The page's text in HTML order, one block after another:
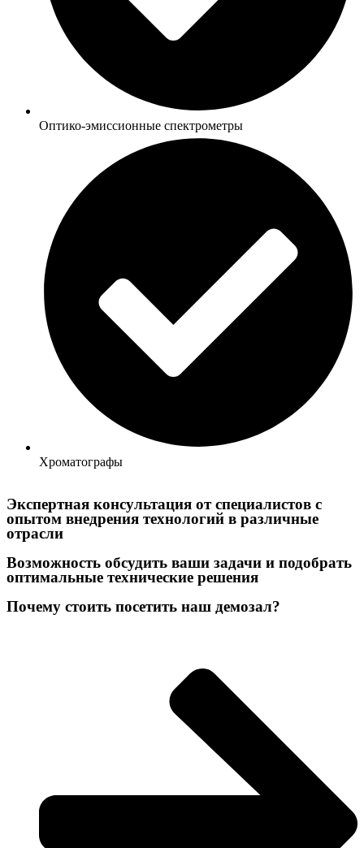
Оптико-эмиссионные спектрометры
Хроматографы
Экспертная консультация от специалистов с
опытом внедрения технологий в различные
отрасли
Возможность обсудить ваши задачи и подобрать
оптимальные технические решения
Почему стоить посетить наш демозал?